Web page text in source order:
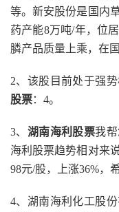
等。新安股份是国内
药产能8万吨/年，位
膦产品质量上乘，在
2、该股目前处于强
股票：4。
3、 湖南海利股票我
海利股票趋势相对来
98元/股，上涨36%，
4、湖南海利化工股